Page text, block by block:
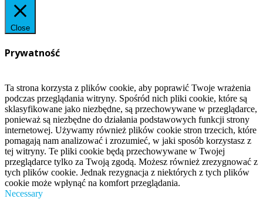
Close
Prywatność
Ta strona korzysta z plików cookie, aby poprawić Twoje wrażenia
podczas przeglądania witryny. Spośród nich pliki cookie, które są
sklasyfikowane jako niezbędne, są przechowywane w przeglądarce,
ponieważ są niezbędne do działania podstawowych funkcji strony
internetowej. Używamy również plików cookie stron trzecich, które
pomagają nam analizować i zrozumieć, w jaki sposób korzystasz z
tej witryny. Te pliki cookie będą przechowywane w Twojej
przeglądarce tylko za Twoją zgodą. Możesz również zrezygnować z
tych plików cookie. Jednak rezygnacja z niektórych z tych plików
cookie może wpłynąć na komfort przeglądania.
Necessary